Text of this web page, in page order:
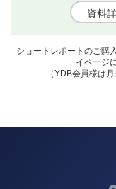
資料
ショートレポートのご購
イページ
（YDB会員様は